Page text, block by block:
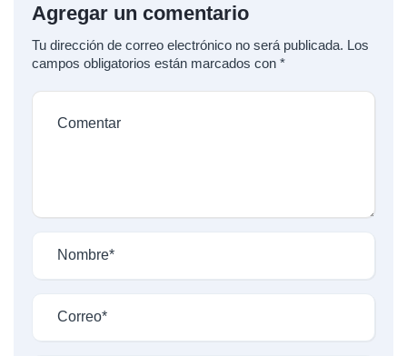
Agregar un comentario
Tu dirección de correo electrónico no será publicada. Los
campos obligatorios están marcados con *